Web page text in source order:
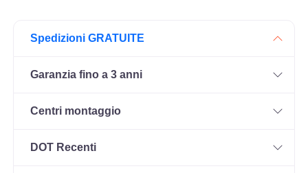
Spedizioni GRATUITE
Garanzia fino a 3 anni
Centri montaggio
DOT Recenti